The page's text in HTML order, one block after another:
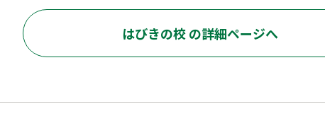
はびきの校 の詳細ページへ